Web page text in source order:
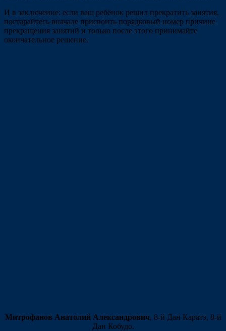
И в заключение: если ваш ребёнок решил прекратить занятия,
постарайтесь вначале присвоить порядковый номер причине
прекращения занятий и только после этого принимайте
окончательное решение.
Митрофанов Анатолий Александрович, 8-й Дан Каратэ, 8-й
Дан Кобудо.